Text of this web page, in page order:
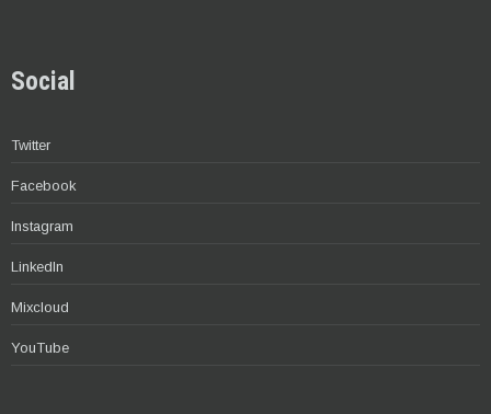
Social
Twitter
Facebook
Instagram
LinkedIn
Mixcloud
YouTube